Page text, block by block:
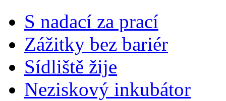
S nadací za prací
Zážitky bez bariér
Sídliště žije
Neziskový inkubátor